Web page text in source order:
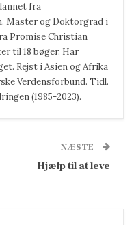
fra
Master og Doktorgrad i
Promise Christian
til 18 bøger. Har
Rejst i Asien og Afrika
Verdensforbund. Tidl.
(1985-2023).
NÆSTE
Hjælp til at leve